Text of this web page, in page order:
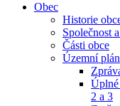
Obec
Historie
Společnost
Části obce
Územní plán
Úplné
2 a 3